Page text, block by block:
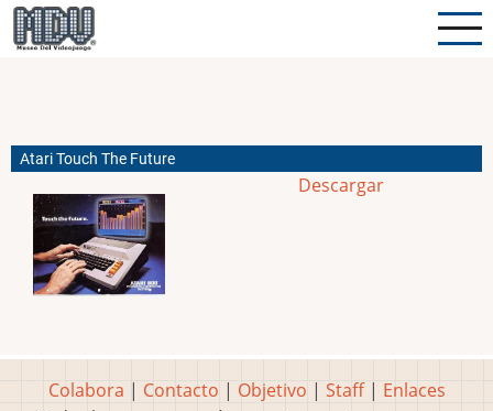
Pasar
al
Atari Touch The Future
Descargar
Colabora | Contacto | Objetivo | Staff| Enlaces